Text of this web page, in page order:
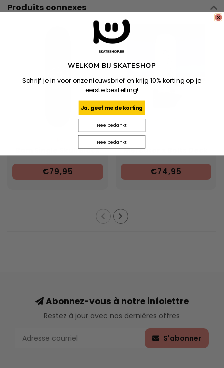
Produits connexes
Bam Single Skull Black
€79,95
Mercator x Bolts Deck
€74,95
Abonnez-vous à notre infolettre
Restez à jour avec nos dernières offres
S'abonner
WELKOM BIJ SKATESHOP
Schrijf je in voor onze nieuwsbrief en krijg 10% korting op je
eerste bestelling!
Ja, geef me de korting
Nee bedankt
Nee bedankt